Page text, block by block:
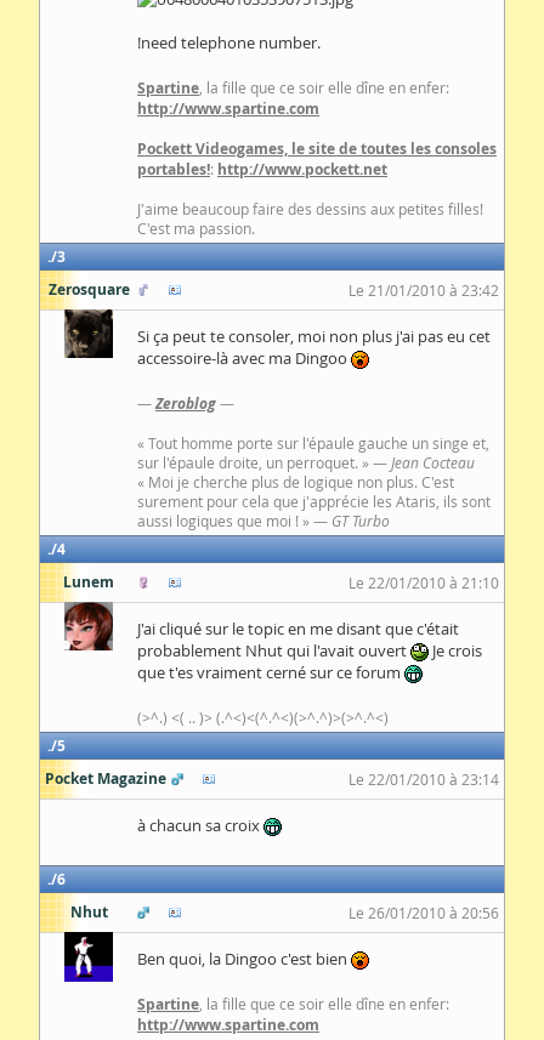
!need telephone number.
Spartine, la fille que ce soir elle dîne en enfer:
http://www.spartine.com
Pockett Videogames, le site de toutes les consoles
portables!: http://www.pockett.net
J'aime beaucoup faire des dessins aux petites filles!
C'est ma passion.
3
Zerosquare
Le 21/01/2010 à 23:42
Si ça peut te consoler, moi non plus j'ai pas eu cet
accessoire-là avec ma Dingoo
—Zeroblog—
« Tout homme porte sur l'épaule gauche un singe et,
sur l'épaule droite, un perroquet. » —Jean Cocteau
« Moi je cherche plus de logique non plus. C'est
surement pour cela que j'apprécie les Ataris, ils sont
aussi logiques que moi ! » — GT Turbo
4
Lunem
Le 22/01/2010 à 21:10
J'ai cliqué sur le topic en me disant que c'était
probablement Nhut qui l'avait ouvert
Je crois
que t'es vraiment cerné sur ce forum
(>^.) <( .. )> (.^<)<(^.^<)(>^.^)>(>^.^<)
5
Pocket Magazine
Le 22/01/2010 à 23:14
à chacun sa croix
6
Nhut
Le 26/01/2010 à 20:56
Ben quoi, la Dingoo c'est bien
Spartine, la fille que ce soir elle dîne en enfer:
http://www.spartine.com